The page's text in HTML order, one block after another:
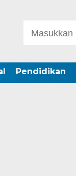
Pendidikan